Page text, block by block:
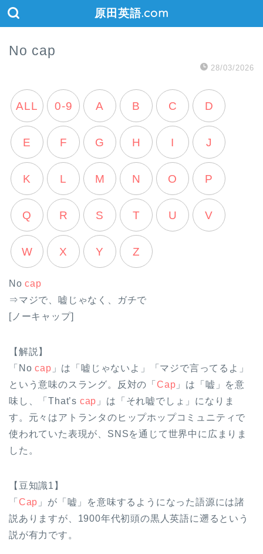
原田英語.com
No cap
28/03/2026
ALL 0-9 A B C D
E F G H I J
K L M N O P
Q R S T U V
W X Y Z
Nocap
⇒マジで、嘘じゃなく、ガチで
[ノーキャップ]
【解説】
「Nocap 」は「嘘じゃないよ」「マジで言ってるよ」
という意味のスラング。反対の「 Cap 」は「嘘」を意
味し、「That’s cap 」は「それ嘘でしょ」になりま
す。元々はアトランタのヒップホップコミュニティで
使われていた表現が、SNSを通じて世界中に広まりま
した。
【豆知識1】
「 Cap 」が「嘘」を意味するようになった語源には諸
説ありますが、1900年代初頭の黒人英語に遡るという
説が有力です。